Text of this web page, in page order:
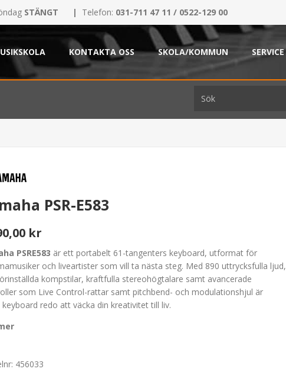
STÄNGT | Telefon: 031-711 47 11 / 0522-129 00
KONTAKTA OSS SKOLA/KOMMUN SERVICE
PSR-E583
kr
PSRE583 är ett portabelt 61-tangenters keyboard, utformat för
och liveartister som vill ta nästa steg. Med 890 uttrycksfulla ljud,
kompstilar, kraftfulla stereohögtalare samt avancerade
som Live Control-rattar samt pitchbend- och modulationshjul är
redo att väcka din kreativitet till liv.
456033